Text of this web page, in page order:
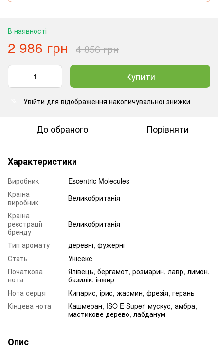
В наявності
2 986 грн 4 856 грн
Купити
Увійти для відображення накопичувальної знижки
До обраного Порівняти
Характеристики
Виробник
Escentric Molecules
Країна
виробник
Великобританія
Країна
реєстрації
бренду
Великобританія
Тип аромату
деревні, фужерні
Стать
Унісекс
Початкова
нота
Ялівець, бергамот, розмарин, лавр, лимон,
базилік, інжир
Нота серця
Кипарис, ірис, жасмин, фрезія, герань
Кінцева нота
Кашмеран, ISO E Super, мускус, амбра,
мастикове дерево, лабданум
Опис